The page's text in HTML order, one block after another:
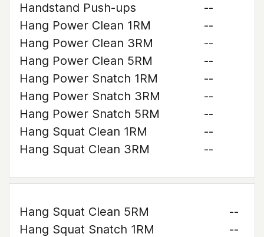
Handstand Push-ups
--
Hang Power Clean 1RM
--
Hang Power Clean 3RM
--
Hang Power Clean 5RM
--
Hang Power Snatch 1RM
--
Hang Power Snatch 3RM
--
Hang Power Snatch 5RM
--
Hang Squat Clean 1RM
--
Hang Squat Clean 3RM
--
Hang Squat Clean 5RM
--
Hang Squat Snatch 1RM
--